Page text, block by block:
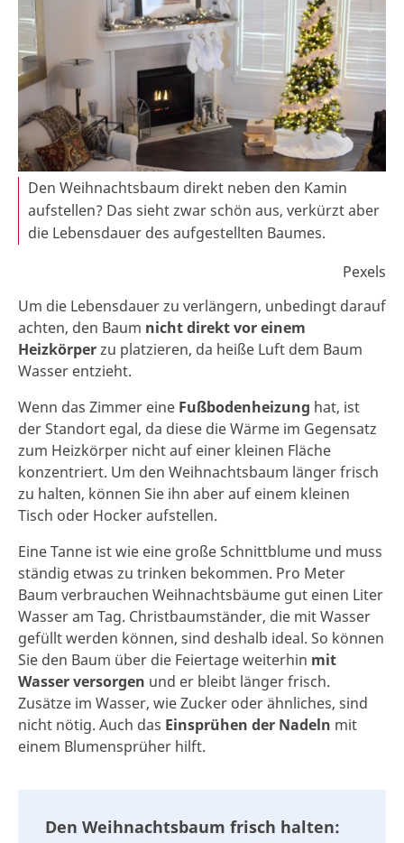
Den Weihnachtsbaum direkt neben den Kamin
aufstellen? Das sieht zwar schön aus, verkürzt aber
die Lebensdauer des aufgestellten Baumes.
Pexels
Um die Lebensdauer zu verlängern, unbedingt darauf
achten, den Baum nicht direkt vor einem
Heizkörperzu platzieren, da heiße Luft dem Baum
Wasser entzieht.
Wenn das Zimmer eine Fußbodenheizung hat, ist
der Standort egal, da diese die Wärme im Gegensatz
zum Heizkörper nicht auf einer kleinen Fläche
konzentriert. Um den Weihnachtsbaum länger frisch
zu halten, können Sie ihn aber auf einem kleinen
Tisch oder Hocker aufstellen.
Eine Tanne ist wie eine große Schnittblume und muss
ständig etwas zu trinken bekommen. Pro Meter
Baum verbrauchen Weihnachtsbäume gut einen Liter
Wasser am Tag. Christbaumständer, die mit Wasser
gefüllt werden können, sind deshalb ideal. So können
Sie den Baum über die Feiertage weiterhin mit
Wasser versorgen und er bleibt länger frisch.
Zusätze im Wasser, wie Zucker oder ähnliches, sind
nicht nötig. Auch das Einsprühen der Nadeln mit
einem Blumensprüher hilft.
Den Weihnachtsbaum frisch halten: